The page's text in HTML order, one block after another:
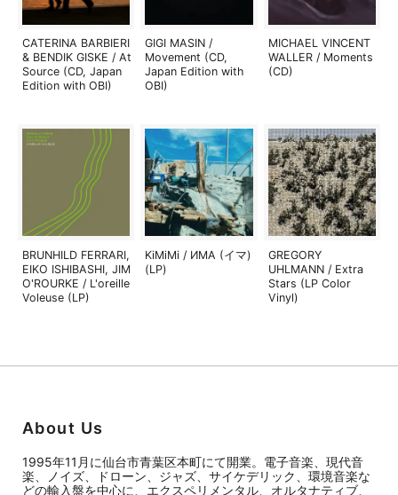
CATERINA BARBIERI
& BENDIK GISKE / At
Source (CD, Japan
Edition with OBI)
GIGI MASIN /
Movement (CD,
Japan Edition with
OBI)
MICHAEL VINCENT
WALLER / Moments
(CD)
BRUNHILD FERRARI,
EIKO ISHIBASHI, JIM
O'ROURKE / L'oreille
Voleuse (LP)
KiMiMi / ИМА (イマ)
(LP)
GREGORY
UHLMANN / Extra
Stars (LP Color
Vinyl)
About Us
1995年11月に仙台市青葉区本町にて開業。電子音楽、現代音
楽、ノイズ、ドローン、ジャズ、サイケデリック、環境音楽な
どの輸入盤を中心に、エクスペリメンタル、オルタナティブ、